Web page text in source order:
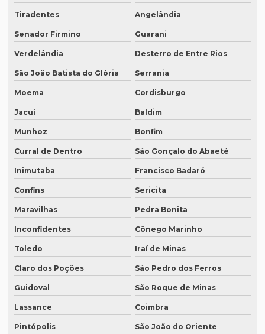
Quem faz tradução simultânea teams
Quem faz transcrição de áudio em portugues
Rádios para tradução simultânea
Revisão de artigos científicos
Revisão gramatical profissional
Revisão em ingles
Revisão em ingles tradução
Revisão de manuscritos literários
Revisão de teses e dissertações
Revisão de texto acadêmico preço
Revisão de textos academicos
Revisão de textos em alemão
Revisão de textos em árabe
Revisão de textos em coreano
Revisão de textos em espanhol
Tiradentes Angelândia
Senador Firmino Guarani
Verdelândia Desterro de Entre Rios
São João Batista do Glória Serrania
Moema Cordisburgo
Jacuí Baldim
Munhoz Bonfim
Curral de Dentro São Gonçalo do Abaeté
Inimutaba Francisco Badaró
Confins Sericita
Maravilhas Pedra Bonita
Inconfidentes Cônego Marinho
Toledo Iraí de Minas
Claro dos Poções São Pedro dos Ferros
Guidoval São Roque de Minas
Lassance Coimbra
Pintópolis São João do Oriente